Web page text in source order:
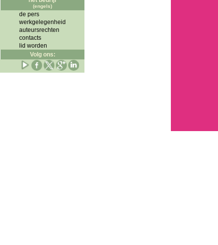
(engels)
de pers
werkgelegenheid
auteursrechten
contacts
lid worden
Volg ons: